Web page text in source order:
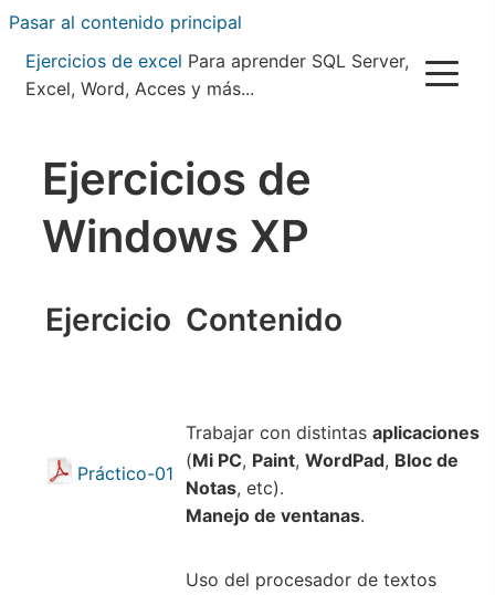
Pasar al contenido principal
Ejercicios de excel Para aprender SQL Server,
Excel, Word, Acces y más...
Ejercicios de
Windows XP
Ejercicio Contenido
Práctico-01
Trabajar con distintas aplicaciones
(Mi PC, Paint, WordPad, Bloc de
Notas, etc).
Manejo de ventanas.
Uso del procesador de textos